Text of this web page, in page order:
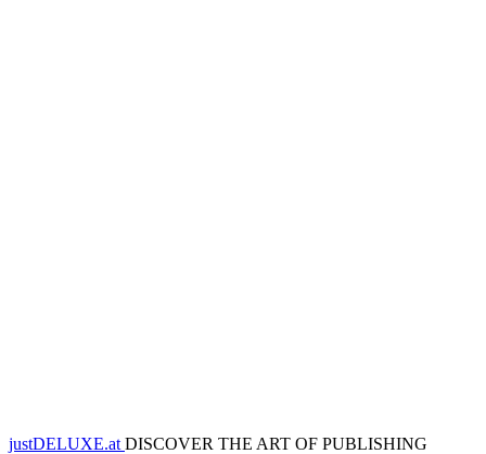
justDELUXE.at DISCOVER THE ART OF PUBLISHING